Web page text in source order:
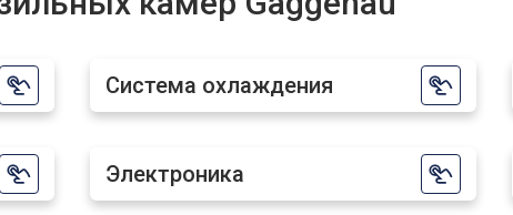
от 60 мин
от 40 мин
Система охлаждения
Электроника